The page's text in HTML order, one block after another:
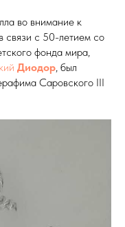
во внимание к
связи с 50-летием со
фонда мира,
Диодор, был
Саровского III